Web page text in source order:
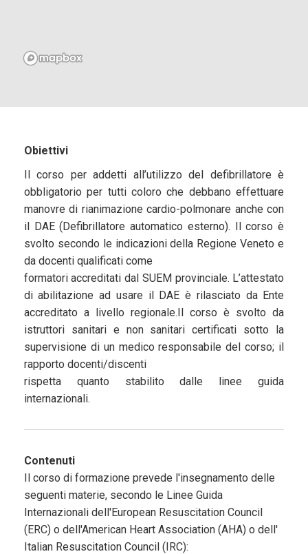
Obiettivi
Il corso per addetti all’utilizzo del defibrillatore è
obbligatorio per tutti coloro che debbano effettuare
manovre di rianimazione cardio-polmonare anche con
il DAE (Defibrillatore automatico esterno). Il corso è
svolto secondo le indicazioni della Regione Veneto e
da docenti qualificati come
formatori accreditati dal SUEM provinciale. L’attestato
di abilitazione ad usare il DAE è rilasciato da Ente
accreditato a livello regionale.Il corso è svolto da
istruttori sanitari e non sanitari certificati sotto la
supervisione di un medico responsabile del corso; il
rapporto docenti/discenti
rispetta quanto stabilito dalle linee guida
internazionali.
Contenuti
Il corso di formazione prevede l'insegnamento delle
seguenti materie, secondo le Linee Guida
Internazionali dell'European Resuscitation Council
(ERC) o dell'American Heart Association (AHA) o dell'
Italian Resuscitation Council (IRC):